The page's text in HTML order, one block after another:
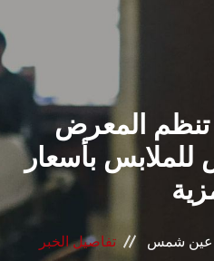
القطاعـات
الشئون الأكاديمية
البحث العلمي
تنظم المعرض
للملابس بأسعار
عين شمس تفاصيل الخبر